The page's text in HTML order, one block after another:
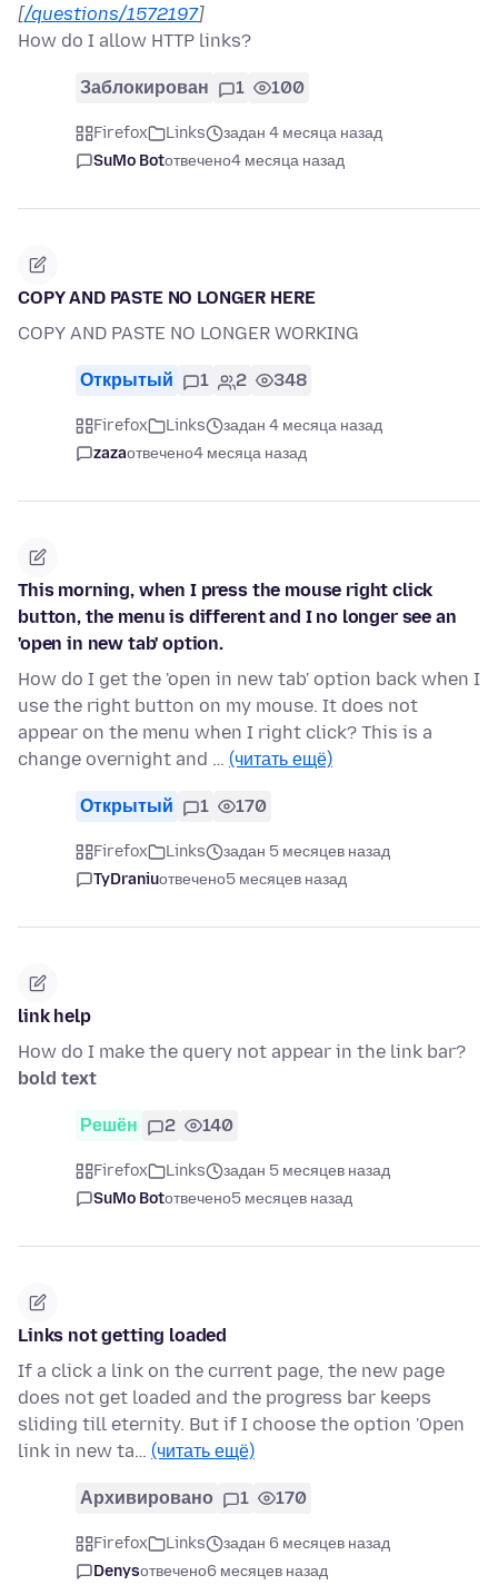
[/questions/1572197]
How do I allow HTTP links?
Заблокирован 1 100
Firefox Links
задан 4 месяца назад
SuMo Botотвечено4 месяца назад
COPY AND PASTE NO LONGER HERE
COPY AND PASTE NO LONGER WORKING
Открытый 1 2 348
Firefox Links
задан 4 месяца назад
zazaотвечено4 месяца назад
This morning, when I press the mouse right click
button, the menu is different and I no longer see an
'open in new tab' option.
How do I get the 'open in new tab' option back when I
use the right button on my mouse. It does not
appear on the menu when I right click? This is a
change overnight and … (читать ещё)
Открытый 1 170
Firefox Links
задан 5 месяцев назад
TyDraniuотвечено5 месяцев назад
link help
How do I make the query not appear in the link bar?
bold text
Решён 2 140
Firefox Links
задан 5 месяцев назад
SuMo Botотвечено5 месяцев назад
Links not getting loaded
If a click a link on the current page, the new page
does not get loaded and the progress bar keeps
sliding till eternity. But if I choose the option 'Open
link in new ta… (читать ещё)
Архивировано 1 170
Firefox Links
задан 6 месяцев назад
Denysотвечено6 месяцев назад